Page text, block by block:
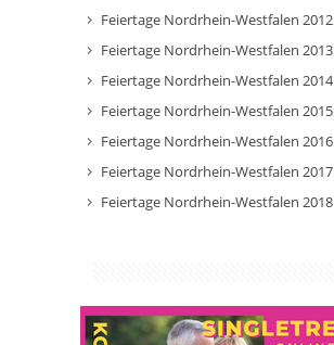
Feiertage Nordrhein-Westfalen 2012
Feiertage Nordrhein-Westfalen 2013
Feiertage Nordrhein-Westfalen 2014
Feiertage Nordrhein-Westfalen 2015
Feiertage Nordrhein-Westfalen 2016
Feiertage Nordrhein-Westfalen 2017
Feiertage Nordrhein-Westfalen 2018